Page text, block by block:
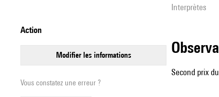
action
modifier les informations
Vous constatez une erreur ?
interprètes
Second prix